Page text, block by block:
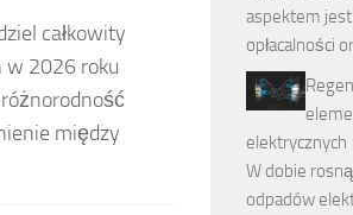
całkowity
w 2026 roku
między
aspektem
opłacalności
elektrycznych
W dobie
odpadów